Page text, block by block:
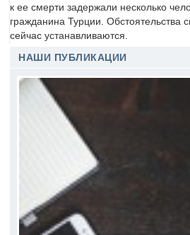
к ее смерти задержали несколько
гражданина Турции. Обстоятельства
сейчас устанавливаются.
НАШИ ПУБЛИКАЦИИ